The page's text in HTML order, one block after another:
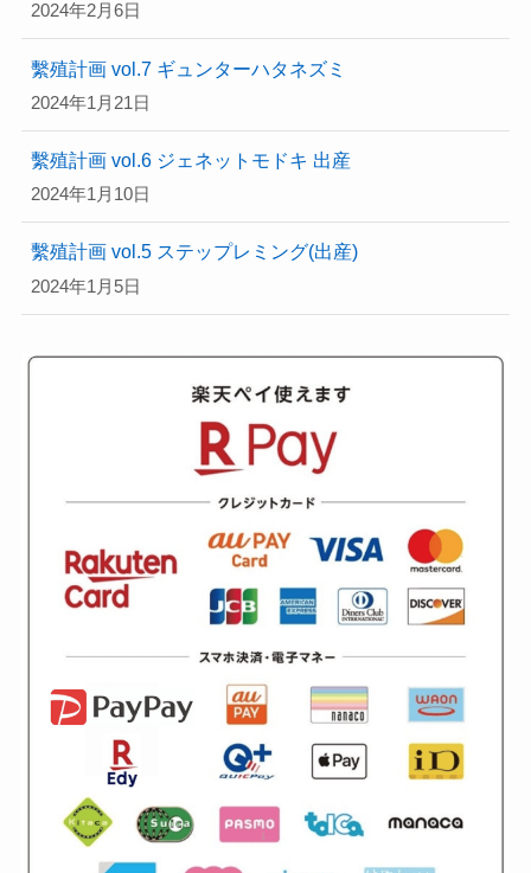
2024年2月6日
繫殖計画 vol.7 ギュンターハタネズミ
2024年1月21日
繫殖計画 vol.6 ジェネットモドキ 出産
2024年1月10日
繫殖計画 vol.5 ステップレミング(出産)
2024年1月5日